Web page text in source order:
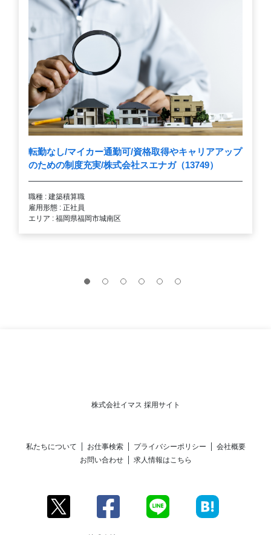
転勤なし/マイカー通勤可/資格取得やキャリアアップ
のための制度充実/株式会社スエナガ（13749）
職種 : 建築積算職
雇用形態 : 正社員
エリア : 福岡県福岡市城南区
株式会社イマス 採用サイト
私たちについて お仕事検索 プライバシーポリシー
会社概要
お問い合わせ
求人情報はこちら